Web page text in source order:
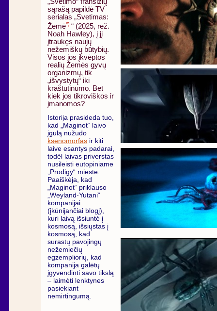
„Svetimo“ franšizių
sąrašą papildė TV
serialas „Svetimas:
Žemė*)“ (2025, rež.
Noah Hawley), į jį
įtraukęs naujų
nežemiškų būtybių.
Visos jos įkvėptos
realių Žemės gyvų
organizmų, tik
„išvystytų“ iki
kraštutinumo. Bet
kiek jos tikroviškos ir
įmanomos?
Istorija prasideda tuo,
kad „Maginot“ laivo
įgulą nužudo
ksenomorfas ir kiti
laive esantys padarai,
todėl laivas priverstas
nusileisti eutopiniame
„Prodigy“ mieste.
Paaiškėja, kad
„Maginot“ priklauso
„Weyland-Yutani“
kompanijai
(įkūnijančiai blogį),
kuri laivą išsiuntė į
kosmosą, išsiųstas į
kosmosą, kad
surastų pavojingų
nežemiečių
egzempliorių, kad
kompanija galėtų
įgyvendinti savo tikslą
– laimėti lenktynes
pasiekiant
nemirtingumą.